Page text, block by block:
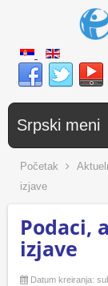
Srpski meni
Početak
izjave
Podaci,
izjave
Datum kreiranja: